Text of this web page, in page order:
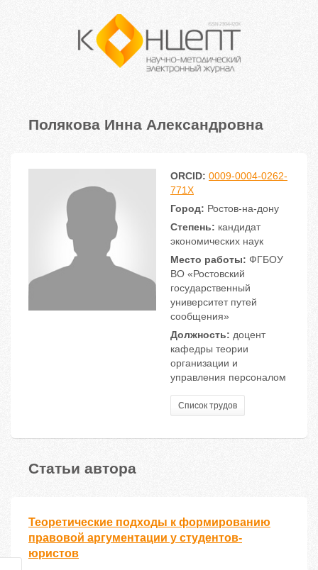
Полякова Инна Александровна
ORCID: 0009-0004-0262-
771X
Город: Ростов-на-дону
Степень: кандидат
экономических наук
Место работы: ФГБОУ
ВО «Ростовский
государственный
университет путей
сообщения»
Должность: доцент
кафедры теории
организации и
управления персоналом
Список трудов
Статьи автора
Теоретические подходы к формированию
правовой аргументации у студентов-
юристов